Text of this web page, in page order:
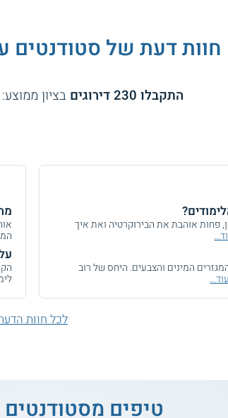
חוות דעת של סטודנטים
התקבלו 230דירוגים בציון
פחות אוהבת את הבירוקרטיה ואת איך
המינים והצבעים. היחס של רוב
לכל חוות
טיפים